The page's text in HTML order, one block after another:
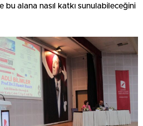
bu alana nasıl katkı sunulabileceğini